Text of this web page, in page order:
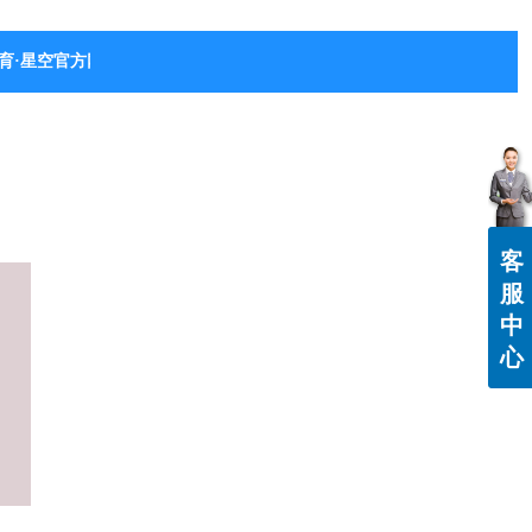
·星空官方网站-星空体育（中国）
客
服
中
心